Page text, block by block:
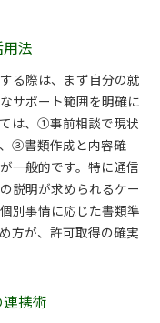
法
る際は、まず自分の就
サポート範囲を明確に
は、①事前相談で現状
③書類作成と内容確
一般的です。特に通信
説明が求められるケー
別事情に応じた書類準
方が、許可取得の確実
携術